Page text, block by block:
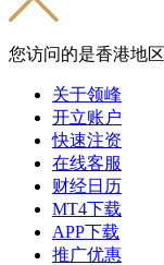
您访问的是香港地
关于领峰
开立账户
快速注资
在线客服
财经日历
MT4下载
APP下载
推广优惠